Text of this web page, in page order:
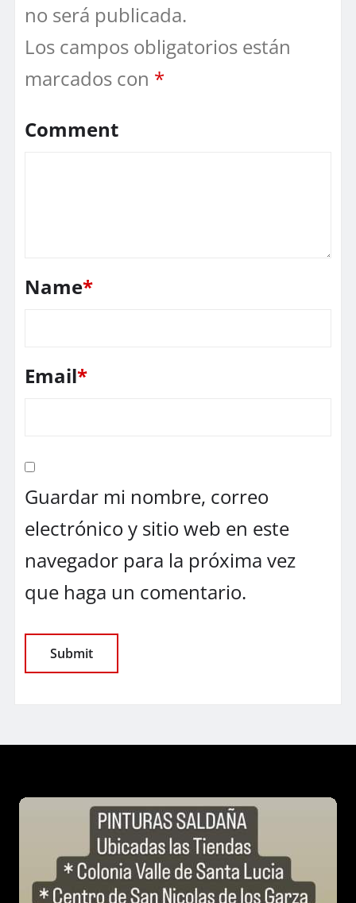
no será publicada.
Los campos obligatorios están
marcados con *
Comment
Name*
Email*
Guardar mi nombre, correo
electrónico y sitio web en este
navegador para la próxima vez
que haga un comentario.